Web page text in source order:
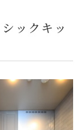
ックキッ